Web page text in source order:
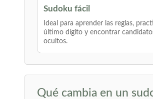
Sudoku fácil
Ideal para aprender las reglas,
último dígito y encontrar
ocultos.
Qué cambia en un